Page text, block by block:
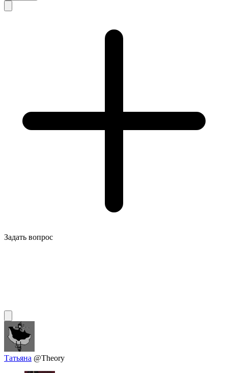
Задать вопрос
Татьяна @Theory